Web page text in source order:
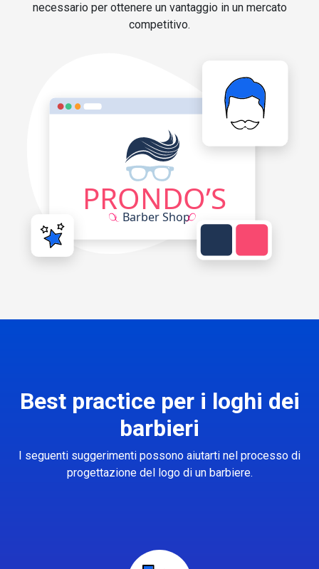
necessario per ottenere un vantaggio in un mercato
competitivo.
Best practice per i loghi dei
barbieri
I seguenti suggerimenti possono aiutarti nel processo di
progettazione del logo di un barbiere.